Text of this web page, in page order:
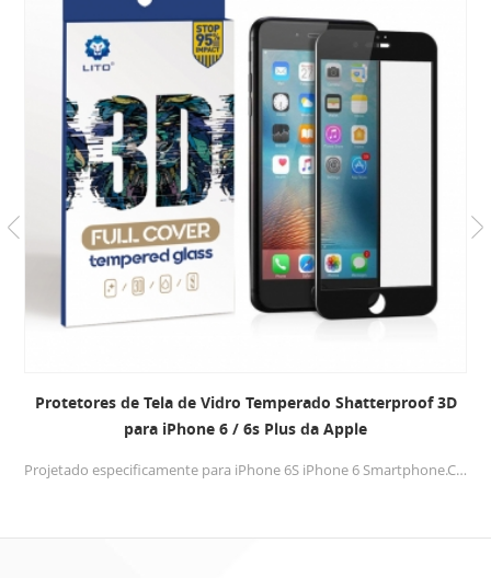
Protetores de Tela de Vidro Temperado Shatterproof 3D
para iPhone 6 / 6s Plus da Apple
Projetado especificamente para iPhone 6S iPhone 6 Smartphone.Cubra seu telefone de ponta a ponta, ofereça ao seu telefone a melhor proteção e um novo rosto.